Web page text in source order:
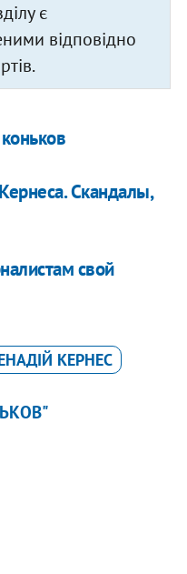
є
відповідно
Скандалы,
свой
КЕРНЕС